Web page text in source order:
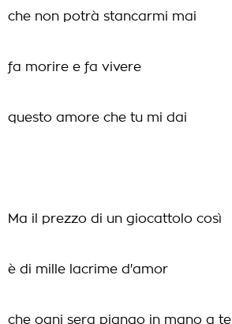
che non potrà stancarmi mai
fa morire e fa vivere
questo amore che tu mi dai
Ma il prezzo di un giocattolo così
è di mille lacrime d'amor
che ogni sera piango in mano a te